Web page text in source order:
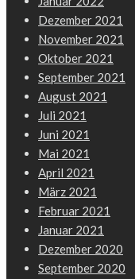
Dezember 2021
November 2021
Oktober 2021
September 2021
August 2021
Juli 2021
Juni 2021
Mai 2021
April 2021
März 2021
Februar 2021
Januar 2021
Dezember 2020
September 2020